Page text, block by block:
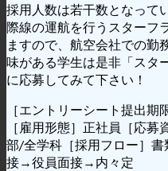
採用人数は若干数となって
際線の運航を行うスターフ
ますので、航空会社での勤
味がある学生は是非「スタ
に応募してみて下さい！
［エントリーシート提出期
［雇用形態］正社員［応
部/全学科［採用フロー］
接→役員面接→内々定